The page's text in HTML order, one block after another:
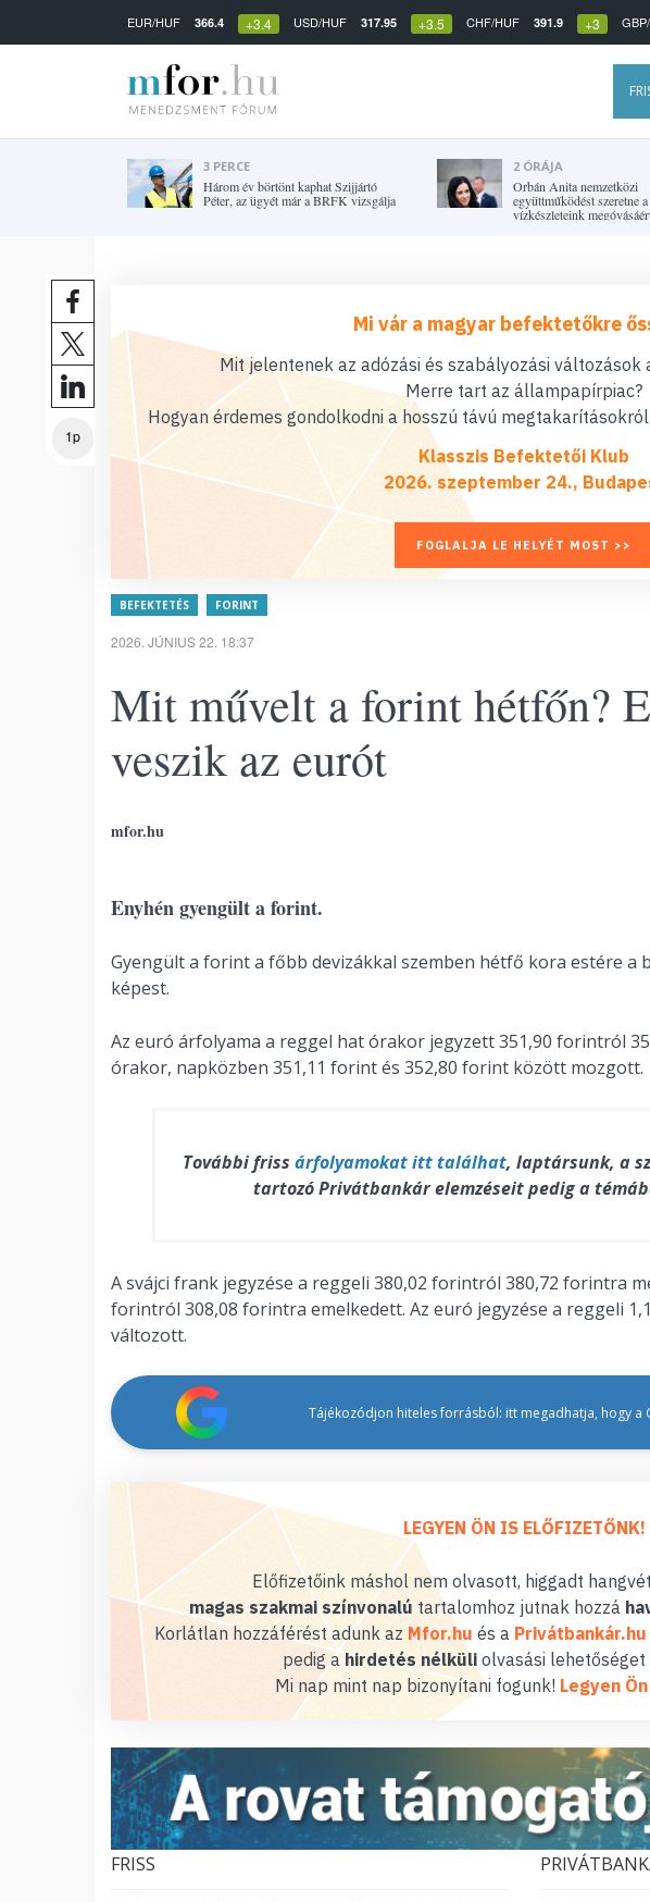
EUR/HUF 366.4 +3.4 USD/HUF 317.95 +3.5 CHF/HUF 391.9 +3
3 PERCE
Három év börtönt kaphat Szijjártó
Péter, az ügyét már a BRFK vizsgálja
2 ÓRÁJA
Orbán Anita nemzetközi
együttműködést szeretne a
vízkészleteink
1p
Mi vár a magyar befektetőkre
Mit jelentenek az adózási és szabályozási
Merre tart az állampapírpiac?
Hogyan érdemes gondolkodni a hosszú távú
Klasszis Befektetői Klub
2026. szeptember 24.,
FOGLALJA LE HELYÉT MOST >>
BEFEKTETÉS FORINT
2026. JÚNIUS 22. 18:37
Mit művelt a forint hétfőn?
veszik az eurót
mfor.hu
Enyhén gyengült a forint.
Gyengült a forint a főbb devizákkal szemben hétfő kora estére a
képest.
Az euró árfolyama a reggel hat órakor jegyzett 351,90 forintról
órakor, napközben 351,11 forint és 352,80 forint között mozgott.
További friss árfolyamokat itt találhat, laptársunk, a
tartozó Privátbankár elemzéseit pedig a
A svájci frank jegyzése a reggeli 380,02 forintról 380,72 forintra
forintról 308,08 forintra emelkedett. Az euró jegyzése a reggeli
változott.
Tájékozódjon hiteles forrásból: itt megadhatja, hogy a
LEGYEN ÖN IS ELŐFIZETŐNK!
Előfizetőink máshol nem olvasott, higgadt
magas szakmai színvonalú tartalomhoz jutnak hozzá
Korlátlan hozzáférést adunk az Mfor.hu és a Privátbankár.hu
pedig ahirdetés nélküliolvasási lehetőséget
Mi nap mint nap bizonyítani fogunk! Legyen
FRISS